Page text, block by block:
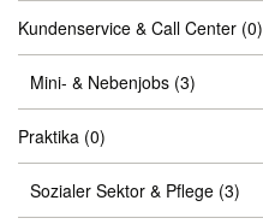
Kundenservice & Call Center (0)
Mini- & Nebenjobs (3)
Praktika (0)
Sozialer Sektor & Pflege (3)